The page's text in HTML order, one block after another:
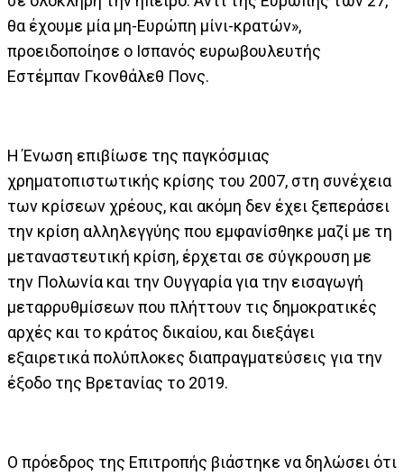
θα έχουμε μία μη-Ευρώπη μίνι-κρατών»,
προειδοποίησε ο Ισπανός ευρωβουλευτής
Εστέμπαν Γκονθάλεθ Πονς.
Η Ένωση επιβίωσε της παγκόσμιας
χρηματοπιστωτικής κρίσης του 2007, στη συνέχεια
των κρίσεων χρέους, και ακόμη δεν έχει ξεπεράσει
την κρίση αλληλεγγύης που εμφανίσθηκε μαζί με τη
μεταναστευτική κρίση, έρχεται σε σύγκρουση με
την Πολωνία και την Ουγγαρία για την εισαγωγή
μεταρρυθμίσεων που πλήττουν τις δημοκρατικές
αρχές και το κράτος δικαίου, και διεξάγει
εξαιρετικά πολύπλοκες διαπραγματεύσεις για την
έξοδο της Βρετανίας το 2019.
Ο πρόεδρος της Επιτροπής βιάστηκε να δηλώσει ότι